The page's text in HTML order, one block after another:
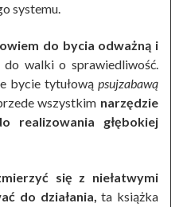
systemu.
do bycia odważną i
do walki o sprawiedliwość.
bycie tytułową psujzabawą
wszystkim narzędzie
realizowania głębokiej
się z niełatwymi
do działania, ta książka